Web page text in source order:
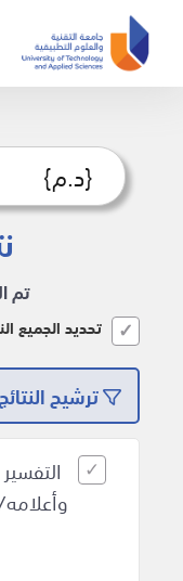
تم
تحديد الجميع
ترشيح